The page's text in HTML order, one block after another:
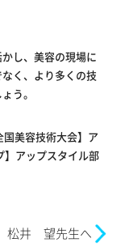
し、美容の現場に
く、より多くの技
う。
美容技術大会】ア
】アップスタイル部
松井 望先生へ